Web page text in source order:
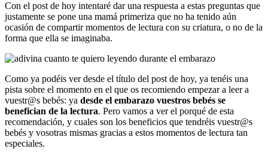
Con el post de hoy intentaré dar una respuesta a estas preguntas que
justamente se pone una mamá primeriza que no ha tenido aún
ocasión de compartir momentos de lectura con su criatura, o no de la
forma que ella se imaginaba.
Como ya podéis ver desde el título del post de hoy, ya tenéis una
pista sobre el momento en el que os recomiendo empezar a leer a
vuestr@s bebés: ya desde el embarazo vuestros bebés se
benefician de la lectura. Pero vamos a ver el porqué de esta
recomendación, y cuales son los beneficios que tendréis vuestr@s
bebés y vosotras mismas gracias a estos momentos de lectura tan
especiales.